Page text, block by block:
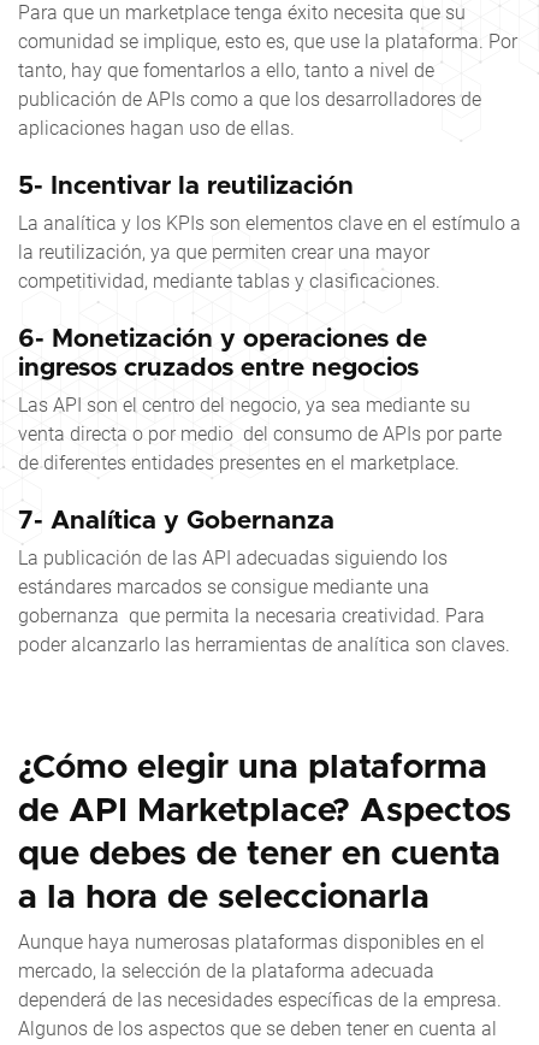
Para que un marketplace tenga éxito necesita que su
comunidad se implique, esto es, que use la plataforma. Por
tanto, hay que fomentarlos a ello, tanto a nivel de
publicación de APIs como a que los desarrolladores de
aplicaciones hagan uso de ellas.
5- Incentivar la reutilización
La analítica y los KPIs son elementos clave en el estímulo a
la reutilización, ya que permiten crear una mayor
competitividad, mediante tablas y clasificaciones.
6- Monetización y operaciones de
ingresos cruzados entre negocios
Las API son el centro del negocio, ya sea mediante su
venta directa o por medio del consumo de APIs por parte
de diferentes entidades presentes en el marketplace.
7- Analítica y Gobernanza
La publicación de las API adecuadas siguiendo los
estándares marcados se consigue mediante una
gobernanza que permita la necesaria creatividad. Para
poder alcanzarlo las herramientas de analítica son claves.
¿Cómo elegir una plataforma
de API Marketplace? Aspectos
que debes de tener en cuenta
a la hora de seleccionarla
Aunque haya numerosas plataformas disponibles en el
mercado, la selección de la plataforma adecuada
dependerá de las necesidades específicas de la empresa.
Algunos de los aspectos que se deben tener en cuenta al